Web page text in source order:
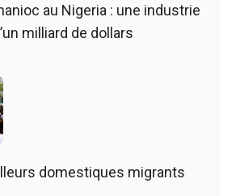
au Nigeria : une industrie
milliard de dollars
domestiques migrants